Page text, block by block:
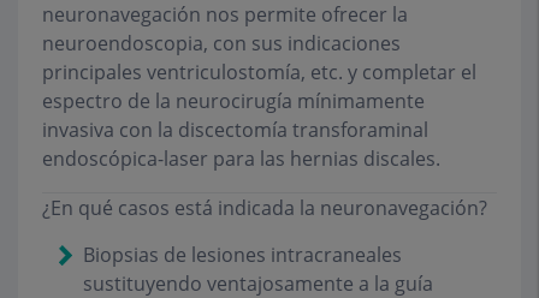
neuronavegación nos permite ofrecer la
neuroendoscopia, con sus indicaciones
principales ventriculostomía, etc. y completar el
espectro de la neurocirugía mínimamente
invasiva con la discectomía transforaminal
endoscópica-laser para las hernias discales.
¿En qué casos está indicada la neuronavegación?
Biopsias de lesiones intracraneales
sustituyendo ventajosamente a la guía